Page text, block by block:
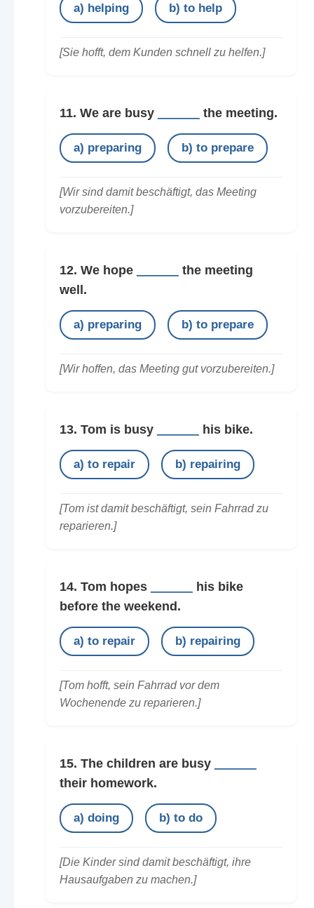
a) helping b) to help
[Sie hofft, dem Kunden schnell zu helfen.]
11. We are busy the meeting.
a) preparing b) to prepare
[Wir sind damit beschäftigt, das Meeting
vorzubereiten.]
12. We hope
the meeting
well.
a) preparing b) to prepare
[Wir hoffen, das Meeting gut vorzubereiten.]
13. Tom is busy his bike.
a) to repair b) repairing
[Tom ist damit beschäftigt, sein Fahrrad zu
reparieren.]
14. Tom hopes
his bike
before the weekend.
a) to repair b) repairing
[Tom hofft, sein Fahrrad vor dem
Wochenende zu reparieren.]
15. The children are busy
their homework.
a) doing b) to do
[Die Kinder sind damit beschäftigt, ihre
Hausaufgaben zu machen.]